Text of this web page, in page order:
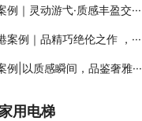
｜灵动游弋·质感丰盈交···
例｜品精巧绝伦之作 ，···
|以质感瞬间，品鉴奢雅···
用电梯